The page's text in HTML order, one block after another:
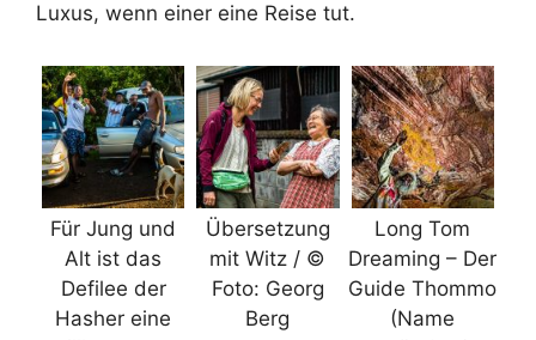
Luxus, wenn einer eine Reise tut.
Für Jung und
Alt ist das
Defilee der
Hasher eine
Übersetzung
mit Witz / ©
Foto: Georg
Berg
Long Tom
Dreaming – Der
Guide Thommo
(Name